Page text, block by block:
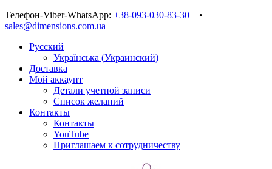
Телефон-Viber-WhatsApp: +38-093-030-83-30 •
sales@dimensions.com.ua
Русский
Українська (Украинский)
Доставка
Мой аккаунт
Детали учетной записи
Список желаний
Контакты
Контакты
YouTube
Приглашаем к сотрудничеству